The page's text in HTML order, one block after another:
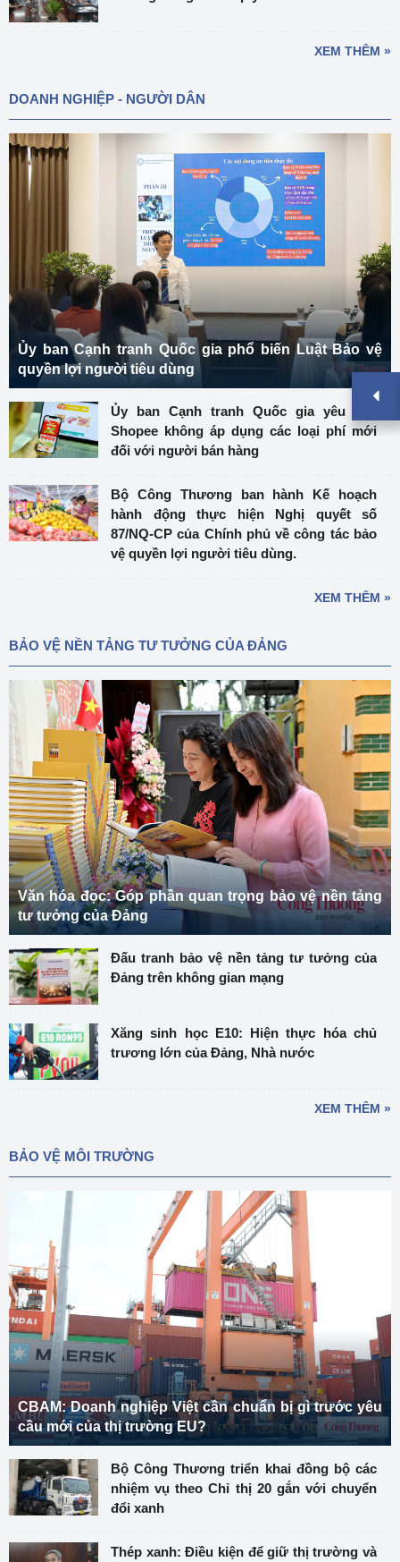
XEM THÊM »
DOANH NGHIỆP - NGƯỜI DÂN
Ủy ban Cạnh tranh Quốc gia phổ biến Luật Bảo vệ
quyền lợi người tiêu dùng
Ủy ban Cạnh tranh Quốc gia yêu cầu
Shopee không áp dụng các loại phí mới
đối với người bán hàng
Bộ Công Thương ban hành Kế hoạch
hành động thực hiện Nghị quyết số
87/NQ-CP của Chính phủ về công tác bảo
vệ quyền lợi người tiêu dùng.
XEM THÊM »
BẢO VỆ NỀN TẢNG TƯ TƯỞNG CỦA ĐẢNG
Văn hóa đọc: Góp phần quan trọng bảo vệ nền tảng
tư tưởng của Đảng
Đấu tranh bảo vệ nền tảng tư tưởng của
Đảng trên không gian mạng
Xăng sinh học E10: Hiện thực hóa chủ
trương lớn của Đảng, Nhà nước
XEM THÊM »
BẢO VỆ MÔI TRƯỜNG
CBAM: Doanh nghiệp Việt cần chuẩn bị gì trước yêu
cầu mới của thị trường EU?
Bộ Công Thương triển khai đồng bộ các
nhiệm vụ theo Chỉ thị 20 gắn với chuyển
đổi xanh
Thép xanh: Điều kiện để giữ thị trường và